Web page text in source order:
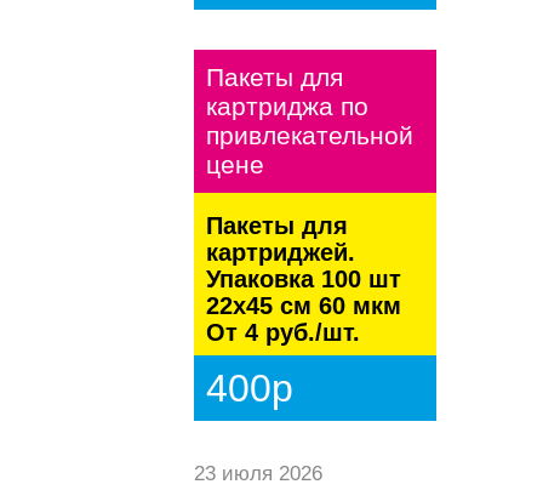
Пакеты для
картриджа по
привлекательной
цене
Пакеты для
картриджей.
Упаковка 100 шт
22х45 см 60 мкм
От 4 руб./шт.
400р
23 июля 2026